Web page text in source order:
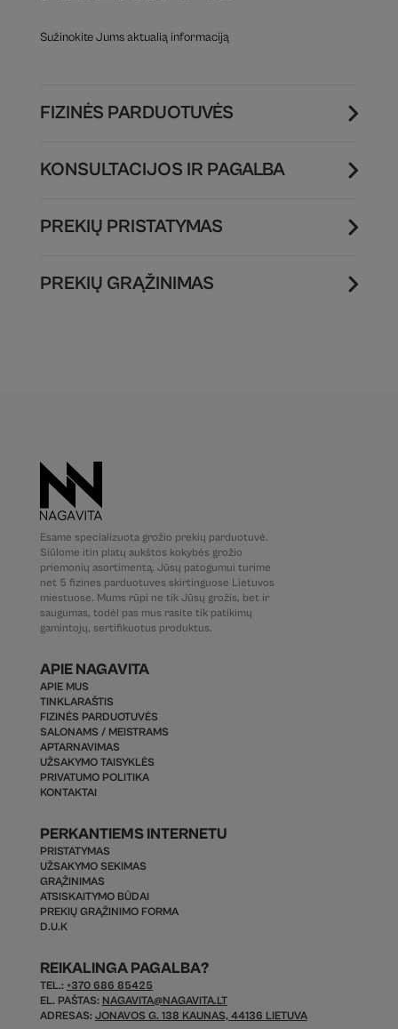
Sužinokite Jums aktualią informaciją
FIZINĖS PARDUOTUVĖS
KONSULTACIJOS IR PAGALBA
PREKIŲ PRISTATYMAS
PREKIŲ GRĄŽINIMAS
Esame specializuota grožio prekių parduotuvė.
Siūlome itin platų aukštos kokybės grožio
priemonių asortimentą. Jūsų patogumui turime
net 5 fizines parduotuves skirtinguose Lietuvos
miestuose. Mums rūpi ne tik Jūsų grožis, bet ir
saugumas, todėl pas mus rasite tik patikimų
gamintojų, sertifikuotus produktus.
APIE NAGAVITA
APIE MUS
TINKLARAŠTIS
FIZINĖS PARDUOTUVĖS
SALONAMS / MEISTRAMS
APTARNAVIMAS
UŽSAKYMO TAISYKLĖS
PRIVATUMO POLITIKA
KONTAKTAI
PERKANTIEMS INTERNETU
PRISTATYMAS
UŽSAKYMO SEKIMAS
GRĄŽINIMAS
ATSISKAITYMO BŪDAI
PREKIŲ GRĄŽINIMO FORMA
D.U.K
REIKALINGA PAGALBA?
TEL.: +370 686 85425
EL. PAŠTAS: NAGAVITA@NAGAVITA.LT
ADRESAS: JONAVOS G. 138 KAUNAS, 44136 LIETUVA